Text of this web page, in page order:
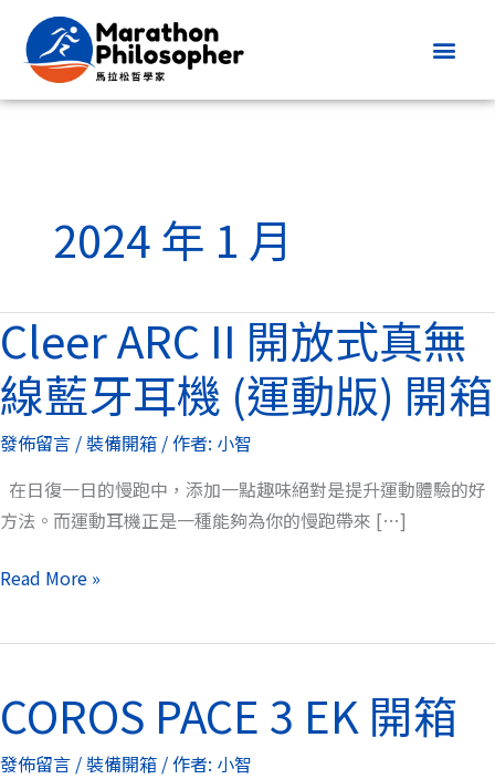
要
2024 年 1 月
Cleer ARC II 開放式真無
線藍牙耳機 (運動版) 開箱
發佈留言 /裝備開箱 / 作者: 小智
在日復一日的慢跑中，添加一點趣味絕對是提升運動體驗的好
方法。而運動耳機正是一種能夠為你的慢跑帶來 […]
Cleer
ARC
II
開
放
式
真
線
牙
機
(運
動
Read More »
COROS PACE 3 EK 開箱
發佈留言 /裝備開箱 / 作者: 小智
COROS
PACE
3